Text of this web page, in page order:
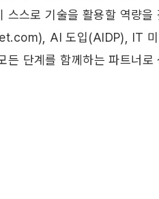
스로 기술을 활용할 역량을
AI 도입(AIDP), IT
단계를 함께하는 파트너로